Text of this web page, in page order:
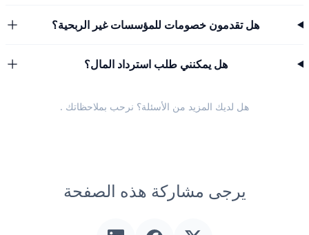
هل تقدمون خصومات للمؤسسات غير الربحية؟
هل يمكنني طلب استرداد المال؟
هل لديك المزيد من الأسئلة؟ نرحب بملاحظاتك .
يرجى مشاركة هذه الصفحة